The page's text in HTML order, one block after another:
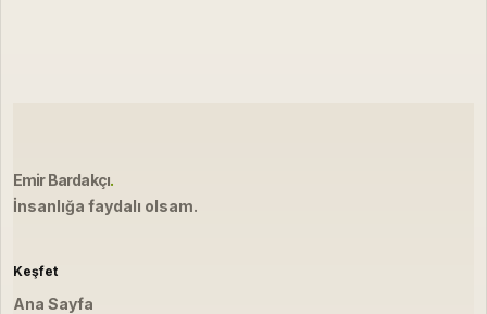
Emir Bardakçı.
İnsanlığa faydalı olsam.
Keşfet
Ana Sayfa